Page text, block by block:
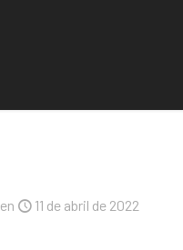
en 11 de abril de 2022